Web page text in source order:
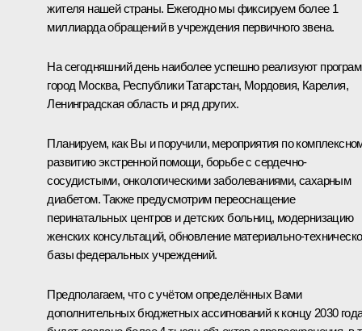
жителя нашей страны. Ежегодно мы фиксируем более 1
миллиарда обращений в учреждения первичного звена.
На сегодняшний день наиболее успешно реализуют
город Москва, Республики Татарстан, Мордовия, Карелия,
Ленинградская область и ряд других.
Планируем, как Вы и поручили, мероприятия по
развитию экстренной помощи, борьбе с сердечно-
сосудистыми, онкологическими заболеваниями, сахарным
диабетом. Также предусмотрим переоснащение
перинатальных центров и детских больниц, модернизацию
женских консультаций, обновление материально-
базы федеральных учреждений.
Предполагаем, что с учётом определённых Вами
дополнительных бюджетных ассигнований к концу 2030